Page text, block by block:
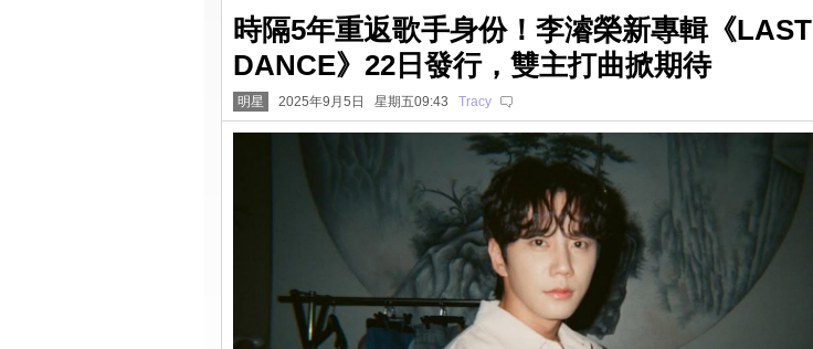
時隔5年重返歌手身份！李濬榮新專輯《LAST
DANCE》22日發行，雙主打曲掀期待
明星 2025年9月5日 星期五09:43 Tracy